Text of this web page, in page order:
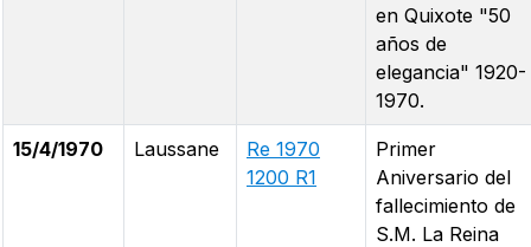
en Quixote "50
años de
elegancia" 1920-
1970.
15/4/1970 Laussane
Re 1970
1200 R1
Primer
Aniversario del
fallecimiento de
S.M. La Reina